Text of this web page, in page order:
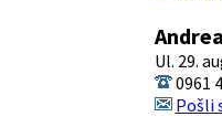
Ul. 29.
0961
Pošli